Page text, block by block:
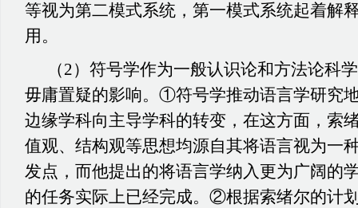
等视为第二模式系统，第一模式系统起着解
用。
（2）符号学作为一般认识论和方法论科
毋庸置疑的影响。①符号学推动语言学研究
边缘学科向主导学科的转变，在这方面，索
值观、结构观等思想均源自其将语言视为一
发点，而他提出的将语言学纳入更为广阔的
的任务实际上已经完成。②根据索绪尔的计